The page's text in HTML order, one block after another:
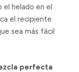
el helado en el
el recipiente
sea más fácil
perfecta